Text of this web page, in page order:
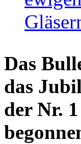
Das
das
der Nr.